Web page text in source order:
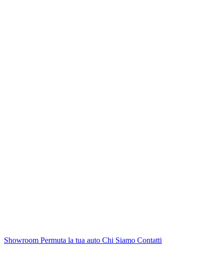
Showroom Permuta la tua auto Chi Siamo Contatti